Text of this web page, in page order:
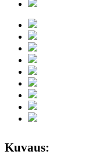
Kuvaus: